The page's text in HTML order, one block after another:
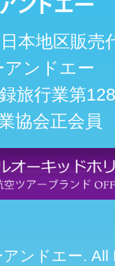
本地区販売
ンドエー
旅行業第
協会正会員
ンドエー. All